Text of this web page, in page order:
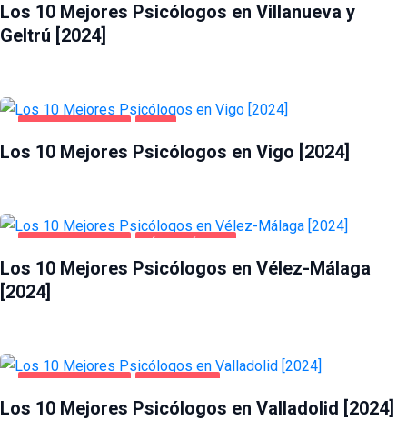
Los 10 Mejores Psicólogos en Villanueva y
Geltrú [2024]
Los 10 Mejores Psicólogos en Vigo [2024]
Los 10 Mejores Psicólogos en Vélez-Málaga
[2024]
Los 10 Mejores Psicólogos en Valladolid [2024]